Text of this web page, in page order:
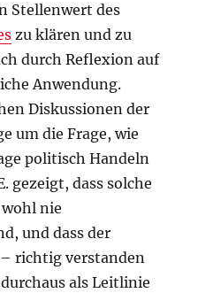
Stellenwert des
zu klären und zu
durch Reflexion auf
Anwendung.
Diskussionen der
um die Frage, wie
politisch Handeln
gezeigt, dass solche
nie
und dass der
richtig verstanden
als Leitlinie